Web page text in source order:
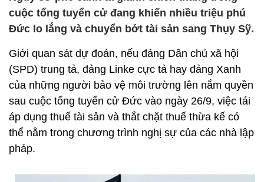
cuộc tổng tuyển cử đang khiến nhiều triệu phú
Đức lo lắng và chuyển bớt tài sản sang Thụy Sỹ.
Giới quan sát dự đoán, nếu đảng Dân chủ xã hội
(SPD) trung tả, đảng Linke cực tả hay đảng Xanh
của những người bảo vệ môi trường lên nắm quyền
sau cuộc tổng tuyển cử Đức vào ngày 26/9, việc tái
áp dụng thuế tài sản và thắt chặt thuế thừa kế có
thể nằm trong chương trình nghị sự của các nhà lập
pháp.